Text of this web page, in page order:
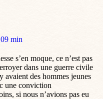
min
s’en moque, ce n’est pas
dans une guerre civile
avaient des hommes jeunes
une conviction
si nous n’avions pas eu